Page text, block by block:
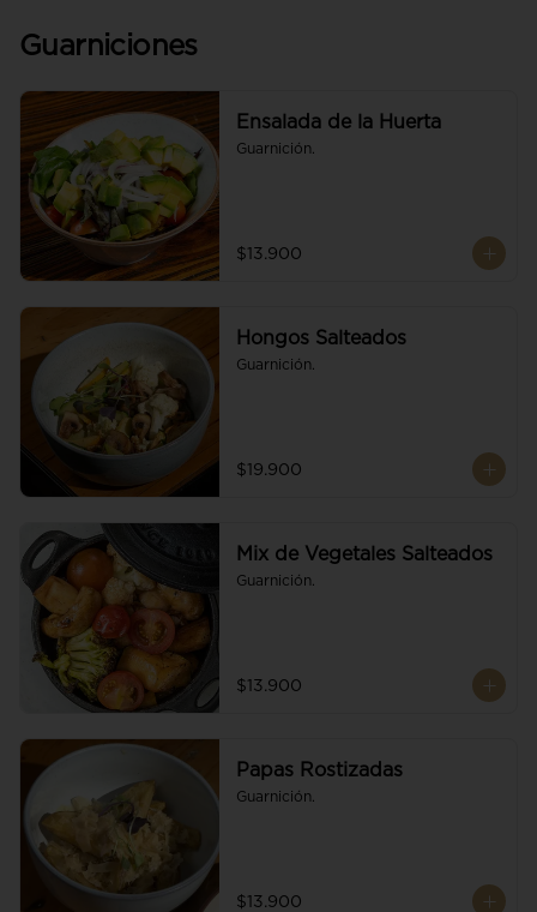
Guarniciones
Ensalada de la Huerta
Guarnición.
$13.900
Hongos Salteados
Guarnición.
$19.900
Mix de Vegetales Salteados
Guarnición.
$13.900
Papas Rostizadas
Guarnición.
$13.900